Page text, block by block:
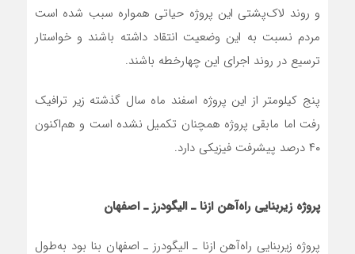
و روند لاک‌پشتی این پروژه حیاتی همواره سبب شده است
مردم نسبت به این وضعیت انتقاد داشته باشند و خواستار
ترسیع در روند اجرای این چهارخطه باشند.
پنج کیلومتر از این پروژه اسفند ماه سال گذشته زیر ترافیک
رفت اما مابقی پروژه همچنان تکمیل نشده است و هم‌اکنون
۴۰ درصد پیشرفت فیزیکی دارد.
پروژه زیربنایی راه‌آهن ازنا ـ الیگودرز ـ اصفهان
پروژه زیربنایی راه‌آهن ازنا ـ الیگودرز ـ اصفهان بنا بود به‌طول